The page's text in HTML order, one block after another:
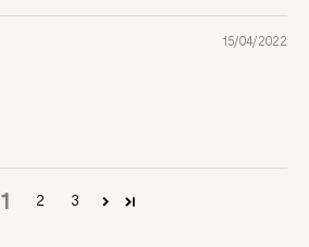
15/04/2022
1 2 3